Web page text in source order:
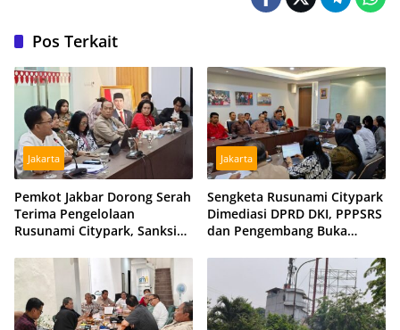
Pos Terkait
Jakarta
Pemkot Jakbar Dorong Serah
Terima Pengelolaan
Rusunami Citypark, Sanksi
Jakarta
Sengketa Rusunami Citypark
Dimediasi DPRD DKI, PPPSRS
dan Pengembang Buka